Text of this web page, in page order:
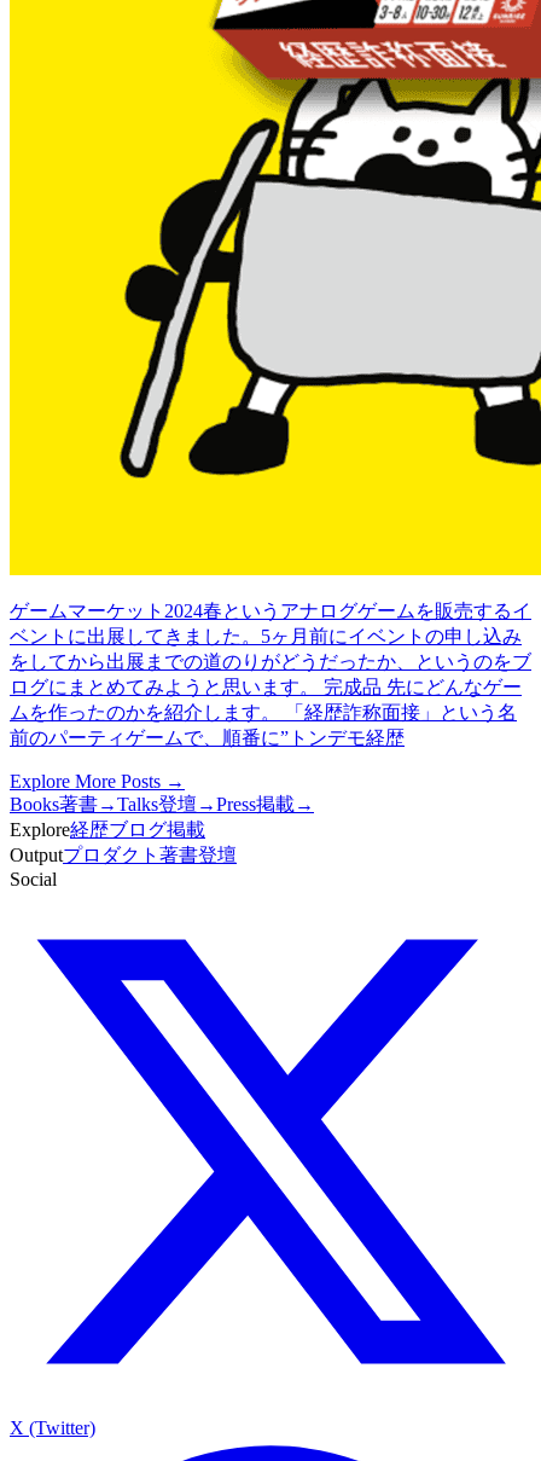
ゲームマーケット2024春というアナログゲームを販売するイ
ベントに出展してきました。5ヶ月前にイベントの申し込み
をしてから出展までの道のりがどうだったか、というのをブ
ログにまとめてみようと思います。 完成品 先にどんなゲー
ムを作ったのかを紹介します。 「経歴詐称面接」という名
前のパーティゲームで、順番に”トンデモ経歴
Explore More Posts →
Books著書→Talks登壇 →Press掲載→
Explore経歴ブログ掲載
Outputプロダクト 著書登壇
Social
X (Twitter)